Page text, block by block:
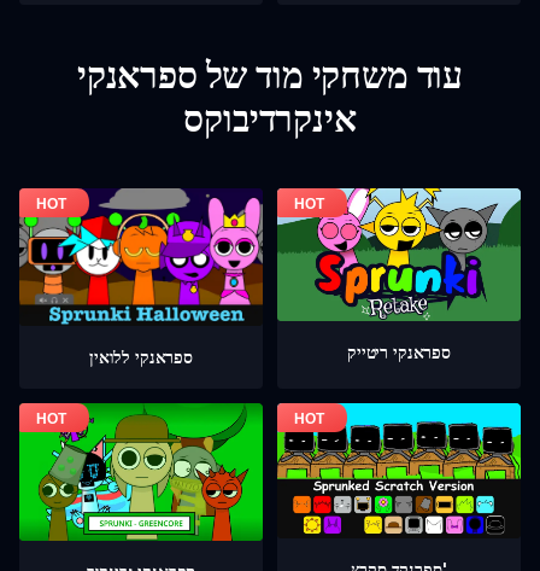
עוד משחקי מוד של ספראנקי
אינקרדיבוקס
ספראנקי ללואין ספראנקי ריטייק